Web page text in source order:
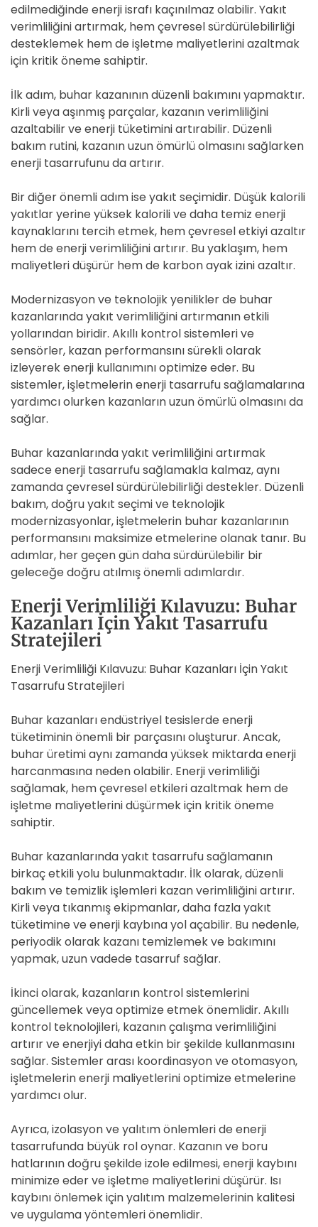
edilmediğinde enerji israfı kaçınılmaz olabilir. Yakıt
verimliliğini artırmak, hem çevresel sürdürülebilirliği
desteklemek hem de işletme maliyetlerini azaltmak
için kritik öneme sahiptir.
İlk adım, buhar kazanının düzenli bakımını yapmaktır.
Kirli veya aşınmış parçalar, kazanın verimliliğini
azaltabilir ve enerji tüketimini artırabilir. Düzenli
bakım rutini, kazanın uzun ömürlü olmasını sağlarken
enerji tasarrufunu da artırır.
Bir diğer önemli adım ise yakıt seçimidir. Düşük kalorili
yakıtlar yerine yüksek kalorili ve daha temiz enerji
kaynaklarını tercih etmek, hem çevresel etkiyi azaltır
hem de enerji verimliliğini artırır. Bu yaklaşım, hem
maliyetleri düşürür hem de karbon ayak izini azaltır.
Modernizasyon ve teknolojik yenilikler de buhar
kazanlarında yakıt verimliliğini artırmanın etkili
yollarından biridir. Akıllı kontrol sistemleri ve
sensörler, kazan performansını sürekli olarak
izleyerek enerji kullanımını optimize eder. Bu
sistemler, işletmelerin enerji tasarrufu sağlamalarına
yardımcı olurken kazanların uzun ömürlü olmasını da
sağlar.
Buhar kazanlarında yakıt verimliliğini artırmak
sadece enerji tasarrufu sağlamakla kalmaz, aynı
zamanda çevresel sürdürülebilirliği destekler. Düzenli
bakım, doğru yakıt seçimi ve teknolojik
modernizasyonlar, işletmelerin buhar kazanlarının
performansını maksimize etmelerine olanak tanır. Bu
adımlar, her geçen gün daha sürdürülebilir bir
geleceğe doğru atılmış önemli adımlardır.
Enerji Verimliliği Kılavuzu: Buhar
Kazanları İçin Yakıt Tasarrufu
Stratejileri
Enerji Verimliliği Kılavuzu: Buhar Kazanları İçin Yakıt
Tasarrufu Stratejileri
Buhar kazanları endüstriyel tesislerde enerji
tüketiminin önemli bir parçasını oluşturur. Ancak,
buhar üretimi aynı zamanda yüksek miktarda enerji
harcanmasına neden olabilir. Enerji verimliliği
sağlamak, hem çevresel etkileri azaltmak hem de
işletme maliyetlerini düşürmek için kritik öneme
sahiptir.
Buhar kazanlarında yakıt tasarrufu sağlamanın
birkaç etkili yolu bulunmaktadır. İlk olarak, düzenli
bakım ve temizlik işlemleri kazan verimliliğini artırır.
Kirli veya tıkanmış ekipmanlar, daha fazla yakıt
tüketimine ve enerji kaybına yol açabilir. Bu nedenle,
periyodik olarak kazanı temizlemek ve bakımını
yapmak, uzun vadede tasarruf sağlar.
İkinci olarak, kazanların kontrol sistemlerini
güncellemek veya optimize etmek önemlidir. Akıllı
kontrol teknolojileri, kazanın çalışma verimliliğini
artırır ve enerjiyi daha etkin bir şekilde kullanmasını
sağlar. Sistemler arası koordinasyon ve otomasyon,
işletmelerin enerji maliyetlerini optimize etmelerine
yardımcı olur.
Ayrıca, izolasyon ve yalıtım önlemleri de enerji
tasarrufunda büyük rol oynar. Kazanın ve boru
hatlarının doğru şekilde izole edilmesi, enerji kaybını
minimize eder ve işletme maliyetlerini düşürür. Isı
kaybını önlemek için yalıtım malzemelerinin kalitesi
ve uygulama yöntemleri önemlidir.